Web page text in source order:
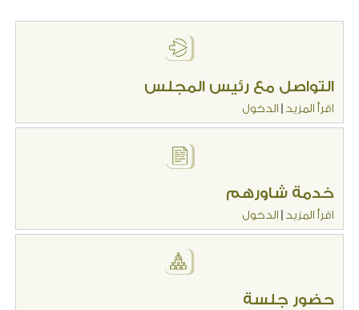
التواصل مع رئيس المجلس
اقرأ المزيد الدخول
خدمة شاورهم
اقرأ المزيد الدخول
حضور جلسة